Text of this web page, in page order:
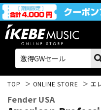
TOP ONLINE STORE エ
Fender USA